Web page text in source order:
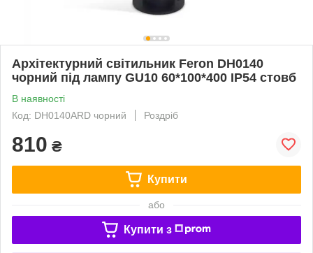
Архітектурний світильник Feron DH0140
чорний під лампу GU10 60*100*400 IP54 стовб
В наявності
Код: DH0140ARD чорний
Роздріб
810 ₴
Купити
або
Купити з